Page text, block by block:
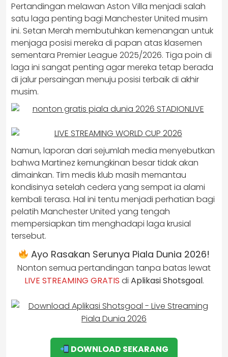
Pertandingan melawan Aston Villa menjadi salah
satu laga penting bagi Manchester United musim
ini. Setan Merah membutuhkan kemenangan untuk
menjaga posisi mereka di papan atas klasemen
sementara Premier League 2025/2026. Tiga poin di
laga ini sangat penting agar mereka tetap berada
di jalur persaingan menuju posisi terbaik di akhir
musim.
Namun, laporan dari sejumlah media menyebutkan
bahwa Martinez kemungkinan besar tidak akan
dimainkan. Tim medis klub masih memantau
kondisinya setelah cedera yang sempat ia alami
kembali terasa. Hal ini tentu menjadi perhatian bagi
pelatih Manchester United yang tengah
mempersiapkan tim menghadapi laga krusial
tersebut.
Ayo Rasakan Serunya Piala Dunia 2026!
Nonton semua pertandingan tanpa batas lewat
LIVE STREAMING GRATIS di Aplikasi Shotsgoal.
DOWNLOAD SEKARANG